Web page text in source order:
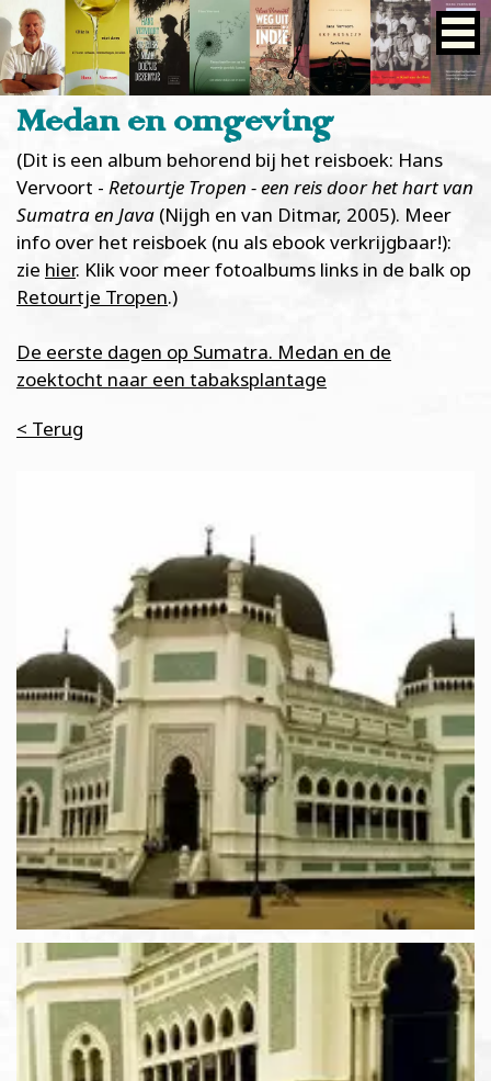
Medan en omgeving
(Dit is een album behorend bij het reisboek: Hans
Vervoort - Retourtje Tropen - een reis door het hart van
Sumatra en Java (Nijgh en van Ditmar, 2005). Meer
info over het reisboek (nu als ebook verkrijgbaar!):
zie hier. Klik voor meer fotoalbums links in de balk op
Retourtje Tropen.)
De eerste dagen op Sumatra. Medan en de
zoektocht naar een tabaksplantage
< Terug